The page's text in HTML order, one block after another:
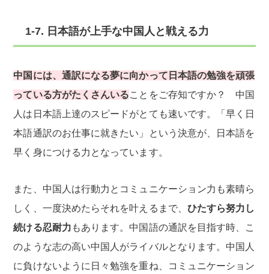
1-7. 日本語が上手な中国人と戦える力
中国には、通訳になる夢に向かって日本語の勉強を頑張
っている方がたくさんいることをご存知ですか？ 中国
人は日本語上達のスピードがとても速いです。「早く日
本語通訳のお仕事に就きたい」という決意が、日本語を
早く身につける力となっています。
また、中国人は行動力とコミュニケーション力も素晴ら
しく、一度決めたらそれを叶えるまで、 ひたすら努力し
続ける忍耐力 もあります。中国語の通訳を目指す時、こ
のような志の高い中国人がライバルとなります。中国人
に負けないように日々勉強を重ね、コミュニケーション